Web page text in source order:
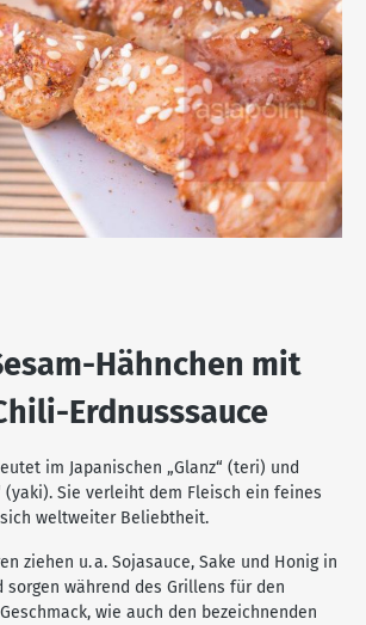
Hähnchen mit
Erdnusssauce
im Japanischen „Glanz“ (teri) und
(yaki). Sie verleiht dem Fleisch ein feines
weltweiter Beliebtheit.
ziehen u. a. Sojasauce, Sake und Honig in
sorgen während des Grillens für den
wie auch den bezeichnenden